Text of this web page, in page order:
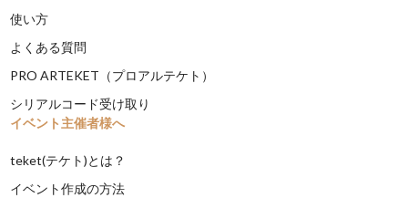
使い方
よくある質問
PRO ARTEKET（プロアルテケト）
シリアルコード受け取り
イベント主催者様へ
teket(テケト)とは？
イベント作成の方法